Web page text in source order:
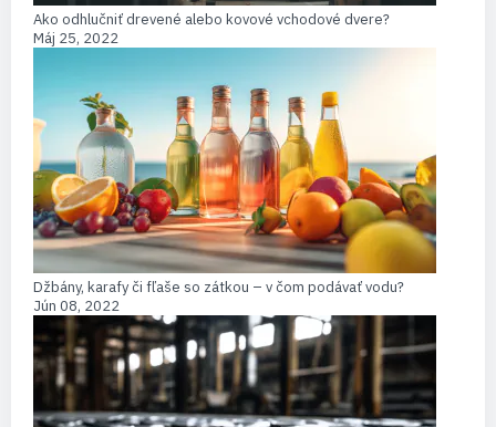
Ako odhlučniť drevené alebo kovové vchodové dvere?
Máj 25, 2022
Džbány, karafy či fľaše so zátkou – v čom podávať vodu?
Jún 08, 2022